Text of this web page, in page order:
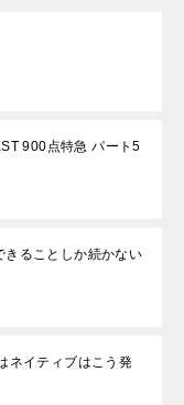
900点特急 パート5
きることしか続かない
イティブはこう発